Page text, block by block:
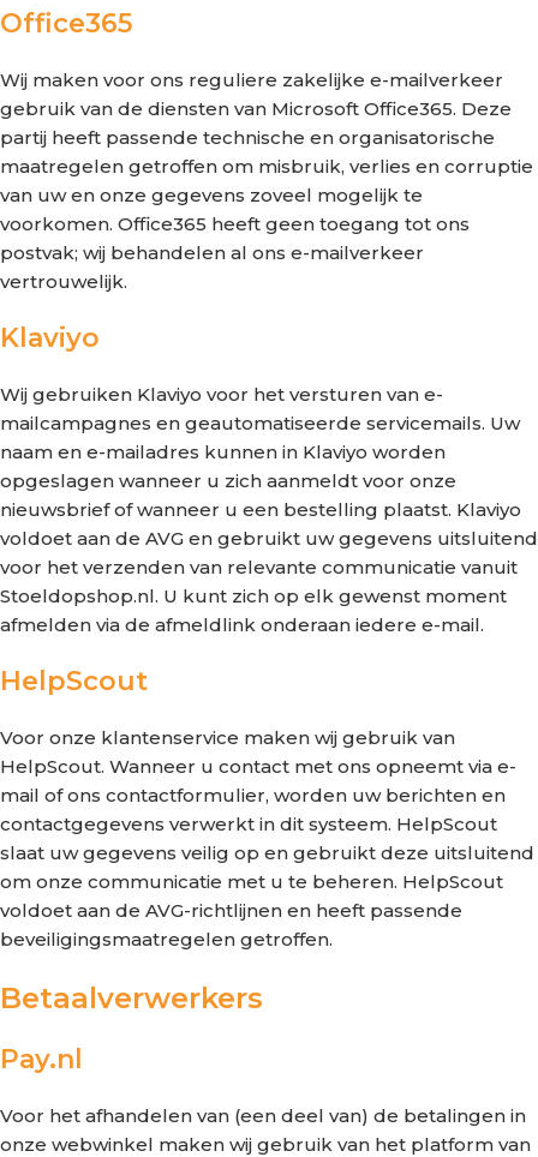
Office365
Wij maken voor ons reguliere zakelijke e-mailverkeer
gebruik van de diensten van Microsoft Office365. Deze
partij heeft passende technische en organisatorische
maatregelen getroffen om misbruik, verlies en corruptie
van uw en onze gegevens zoveel mogelijk te
voorkomen. Office365 heeft geen toegang tot ons
postvak; wij behandelen al ons e-mailverkeer
vertrouwelijk.
Klaviyo
Wij gebruiken Klaviyo voor het versturen van e-
mailcampagnes en geautomatiseerde servicemails. Uw
naam en e-mailadres kunnen in Klaviyo worden
opgeslagen wanneer u zich aanmeldt voor onze
nieuwsbrief of wanneer u een bestelling plaatst. Klaviyo
voldoet aan de AVG en gebruikt uw gegevens uitsluitend
voor het verzenden van relevante communicatie vanuit
Stoeldopshop.nl. U kunt zich op elk gewenst moment
afmelden via de afmeldlink onderaan iedere e-mail.
HelpScout
Voor onze klantenservice maken wij gebruik van
HelpScout. Wanneer u contact met ons opneemt via e-
mail of ons contactformulier, worden uw berichten en
contactgegevens verwerkt in dit systeem. HelpScout
slaat uw gegevens veilig op en gebruikt deze uitsluitend
om onze communicatie met u te beheren. HelpScout
voldoet aan de AVG-richtlijnen en heeft passende
beveiligingsmaatregelen getroffen.
Betaalverwerkers
Pay.nl
Voor het afhandelen van (een deel van) de betalingen in
onze webwinkel maken wij gebruik van het platform van